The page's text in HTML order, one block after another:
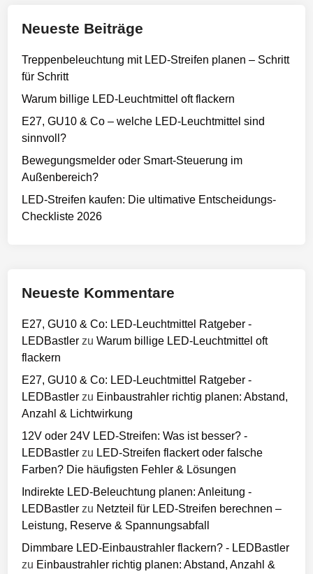
Neueste Beiträge
Treppenbeleuchtung mit LED-Streifen planen – Schritt
für Schritt
Warum billige LED-Leuchtmittel oft flackern
E27, GU10 & Co – welche LED-Leuchtmittel sind
sinnvoll?
Bewegungsmelder oder Smart-Steuerung im
Außenbereich?
LED-Streifen kaufen: Die ultimative Entscheidungs-
Checkliste 2026
Neueste Kommentare
E27, GU10 & Co: LED-Leuchtmittel Ratgeber -
LEDBastler zuWarum billige LED-Leuchtmittel oft
flackern
E27, GU10 & Co: LED-Leuchtmittel Ratgeber -
LEDBastler zu Einbaustrahler richtig planen: Abstand,
Anzahl & Lichtwirkung
12V oder 24V LED-Streifen: Was ist besser? -
LEDBastler zu LED-Streifen flackert oder falsche
Farben? Die häufigsten Fehler & Lösungen
Indirekte LED-Beleuchtung planen: Anleitung -
LEDBastler zu Netzteil für LED-Streifen berechnen –
Leistung, Reserve & Spannungsabfall
Dimmbare LED-Einbaustrahler flackern? - LEDBastler
zu Einbaustrahler richtig planen: Abstand, Anzahl &